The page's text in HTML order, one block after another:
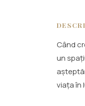
Când
un
viața în